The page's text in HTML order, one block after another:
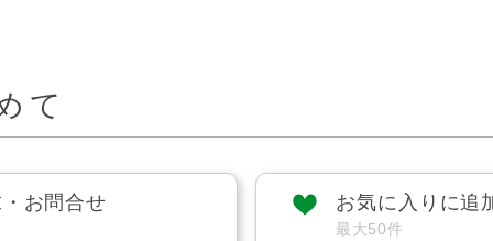
て
お問合せ お気に入りに追
最大50件